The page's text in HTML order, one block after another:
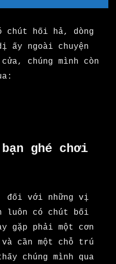
chút hối hả, dòng
ấy ngoài chuyện
chúng mình còn
ghé chơi
đối với những vị
luôn có chút bối
gặp phải một cơn
và cần một chỗ trú
chúng mình qua